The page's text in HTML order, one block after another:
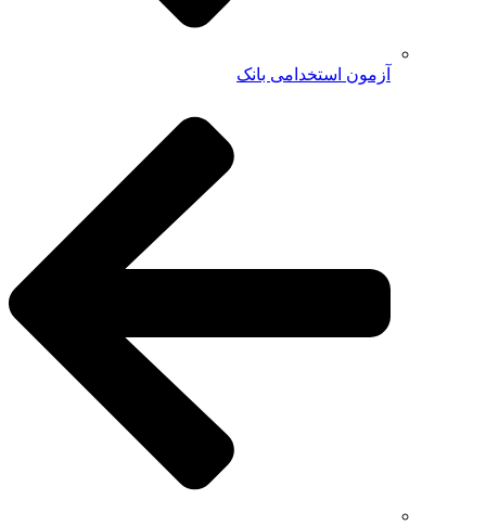
آزمون استخدامی بانک